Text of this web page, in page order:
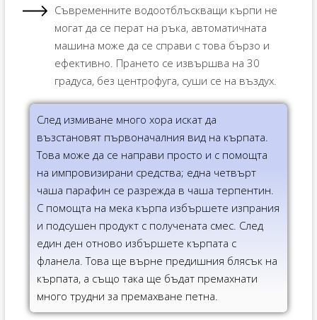
Съвременните водоотблъскващи кърпи не
могат да се перат на ръка, автоматичната
машина може да се справи с това бързо и
ефективно. Прането се извършва на 30
градуса, без центрофуга, суши се на въздух.
След измиване много хора искат да
възстановят първоначалния вид на кърпата.
Това може да се направи просто и с помощта
на импровизирани средства; една четвърт
чаша парафин се разрежда в чаша терпентин.
С помощта на мека кърпа избършете изпрания
и подсушен продукт с получената смес. След
един ден отново избършете кърпата с
фланела. Това ще върне предишния блясък на
кърпата, а също така ще бъдат премахнати
много трудни за премахване петна.